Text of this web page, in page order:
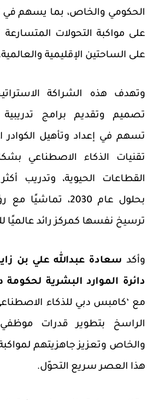
الحكومي والخاص، بما يسهم في
على مواكبة التحولات
على الساحتين الإقليمية
وتهدف هذه الشراكة
تصميم وتقديم برامج
تسهم في إعداد وتأهيل
تقنيات الذكاء الاصطناعي
القطاعات الحيوية
بحلول عام 2030،
ترسيخ نفسها كمركز رائد عالميًا
وأكد سعادة عبدالله علي بن
دائرة الموارد البشرية لحكومة
مع ‘كامبس دبي للذكاء
الراسخ بتطوير قدرات
والخاص وتعزيز جاهزيتهم
هذا العصر سريع التحوّل.